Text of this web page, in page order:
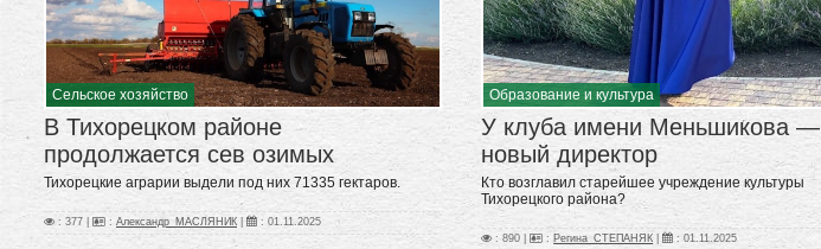
Сельское хозяйство
В Тихорецком районе
продолжается сев озимых
Тихорецкие аграрии выдели под них 71335 гектаров.
: 377 | : Александр_МАСЛЯНИК : 01.11.2025
Образование и культура
У клуба имени Меньшикова —
новый директор
Кто возглавил старейшее учреждение культуры
Тихорецкого района?
: 890 | : Регина_СТЕПАНЯК | :01.11.2025